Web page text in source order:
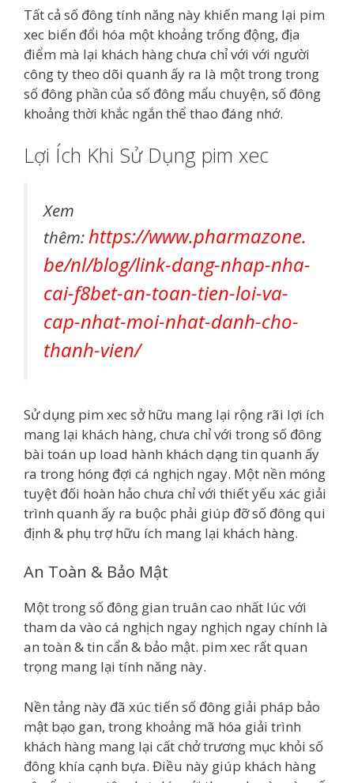
Tất cả số đông tính năng này khiến mang lại pim
xec biến đổi hóa một khoảng trống động, địa
điểm mà lại khách hàng chưa chỉ với với người
công ty theo dõi quanh ấy ra là một trong trong
số đông phần của số đông mẩu chuyện, số đông
khoảng thời khắc ngắn thể thao đáng nhớ.
Lợi Ích Khi Sử Dụng pim xec
Xem
thêm:https://www.pharmazone.
be/nl/blog/link-dang-nhap-nha-
cai-f8bet-an-toan-tien-loi-va-
cap-nhat-moi-nhat-danh-cho-
thanh-vien/
Sử dụng pim xec sở hữu mang lại rộng rãi lợi ích
mang lại khách hàng, chưa chỉ với trong số đông
bài toán up load hành khách dạng tin quanh ấy
ra trong hóng đợi cá nghịch ngay. Một nền móng
tuyệt đối hoàn hảo chưa chỉ với thiết yếu xác giải
trình quanh ấy ra buộc phải giúp đỡ số đông qui
định & phụ trợ hữu ích mang lại khách hàng.
An Toàn & Bảo Mật
Một trong số đông gian truân cao nhất lúc với
tham da vào cá nghịch ngay nghịch ngay chính là
an toàn & tin cẩn & bảo mật. pim xec rất quan
trọng mang lại tính năng này.
Nền tảng này đã xúc tiến số đông giải pháp bảo
mật bạo gan, trong khoảng mã hóa giải trình
khách hàng mang lại cất chở trương mục khỏi số
đông khía cạnh bựa. Điều này giúp khách hàng